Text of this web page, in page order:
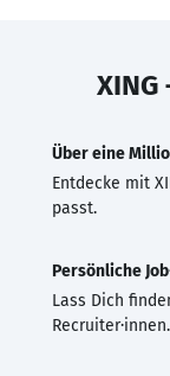
Über eine
Entdecke mit
passt.
Persönliche
Lass Dich
Recruiter·innen.